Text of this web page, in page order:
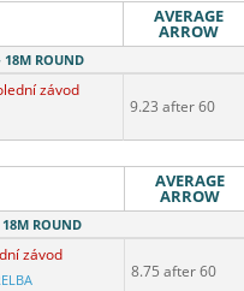
AVERAGE
ARROW
18M ROUND
závod
9.23 after 60
AVERAGE
ARROW
ROUND
závod
8.75 after 60